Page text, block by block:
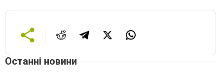
Останні новини